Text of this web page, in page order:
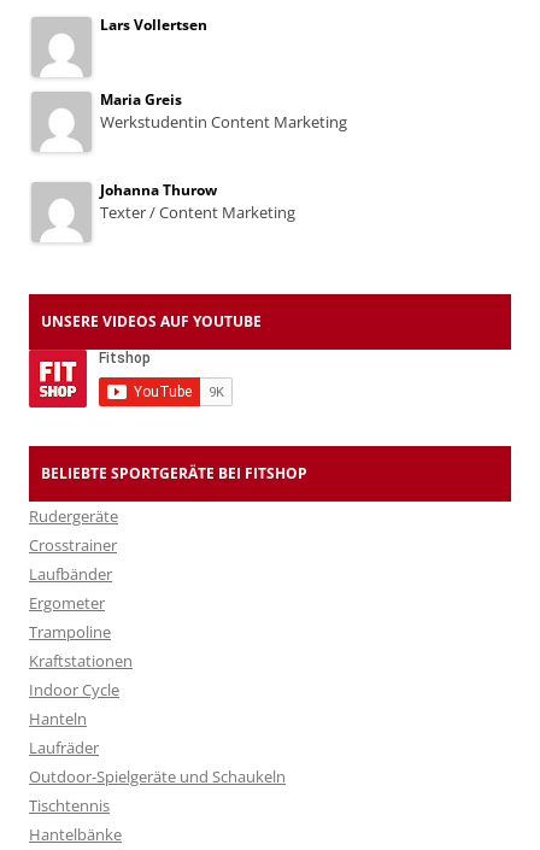
Lars Vollertsen
Maria Greis
Werkstudentin Content Marketing
Johanna Thurow
Texter / Content Marketing
UNSERE VIDEOS AUF YOUTUBE
BELIEBTE SPORTGERÄTE BEI FITSHOP
Rudergeräte
Crosstrainer
Laufbänder
Ergometer
Trampoline
Kraftstationen
Indoor Cycle
Hanteln
Laufräder
Outdoor-Spielgeräte und Schaukeln
Tischtennis
Hantelbänke